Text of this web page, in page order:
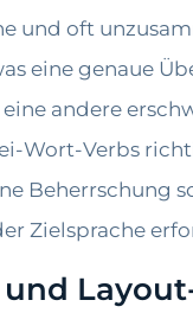
und oft
eine genaue
andere
Wort-Verbs
Beherrschung
Zielsprache